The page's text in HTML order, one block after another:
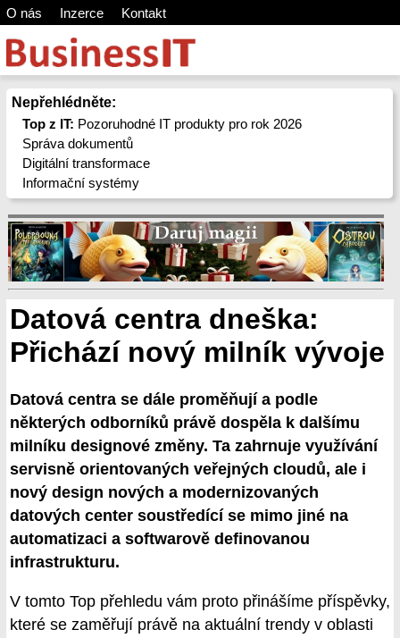
O nás Inzerce Kontakt
Nepřehlédněte:
Top z IT: Pozoruhodné IT produkty pro rok 2026
Správa dokumentů
Digitální transformace
Informační systémy
Datová centra dneška:
Přichází nový milník vývoje
Datová centra se dále proměňují a podle
některých odborníků právě dospěla k dalšímu
milníku designové změny. Ta zahrnuje využívání
servisně orientovaných veřejných cloudů, ale i
nový design nových a modernizovaných
datových center soustředící se mimo jiné na
automatizaci a softwarově definovanou
infrastrukturu.
V tomto Top přehledu vám proto přinášíme příspěvky,
které se zaměřují právě na aktuální trendy v oblasti